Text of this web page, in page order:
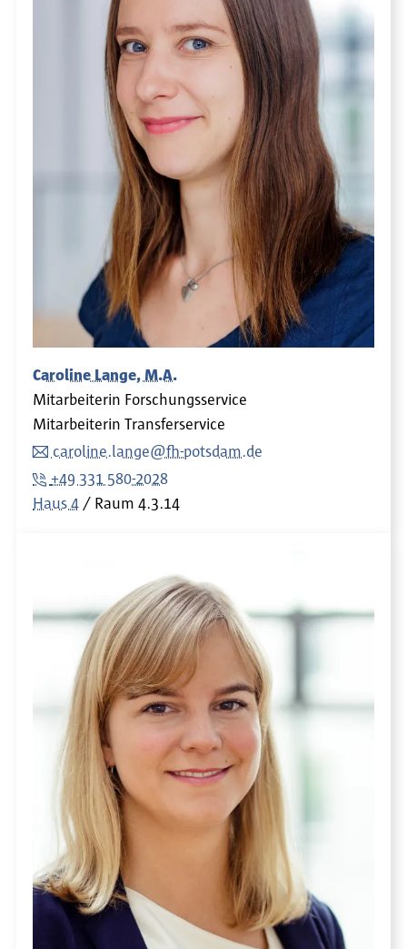
Caroline Lange, M.A.
Mitarbeiterin Forschungsservice
Mitarbeiterin Transferservice
caroline.lange@fh-potsdam.de
+49 331 580-2028
Haus 4
Raum 4.3.14